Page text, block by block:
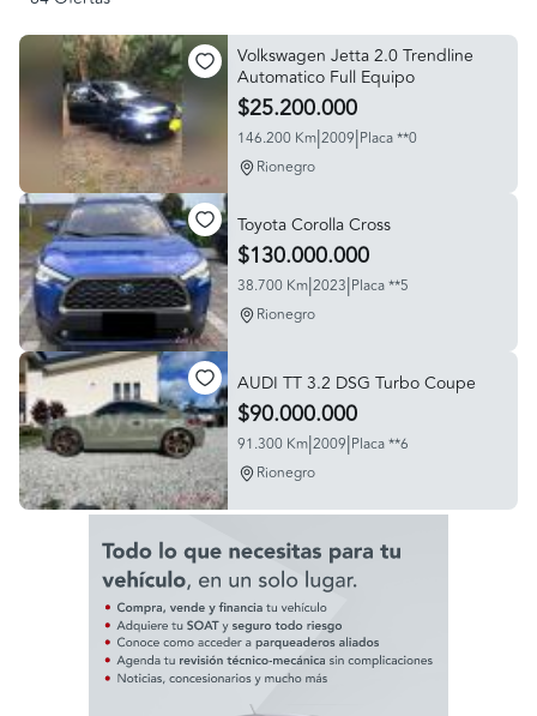
Volkswagen Jetta 2.0 Trendline
Automatico Full Equipo
$25.200.000
146.200 Km|2009|Placa **0
Rionegro
Toyota Corolla Cross
$130.000.000
38.700 Km|2023|Placa **5
Rionegro
AUDI TT 3.2 DSG Turbo Coupe
$90.000.000
91.300 Km|2009|Placa **6
Rionegro